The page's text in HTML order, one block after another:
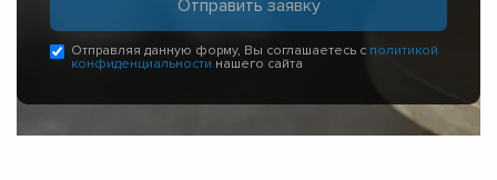
Отправляя данную форму, Вы соглашаетесь с политикой
конфиденциальности нашего сайта